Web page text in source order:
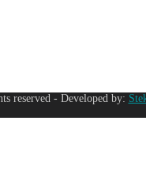
reserved - Developed by: